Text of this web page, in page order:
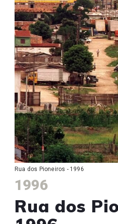
Rua dos Pioneiros - 1996
1996
Rua dos